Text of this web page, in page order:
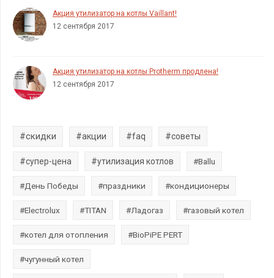
Акция утилизатор на котлы Vaillant!
12 сентября 2017
Акция утилизатор на котлы Protherm продлена!
12 сентября 2017
#скидки #акции #faq #советы
#супер-цена #утилизация котлов #Ballu
#День Победы #праздники #кондиционеры
#Electrolux #TITAN #Ладогаз #газовый котел
#котел для отопления #BioPiPE PERT
#чугунный котел